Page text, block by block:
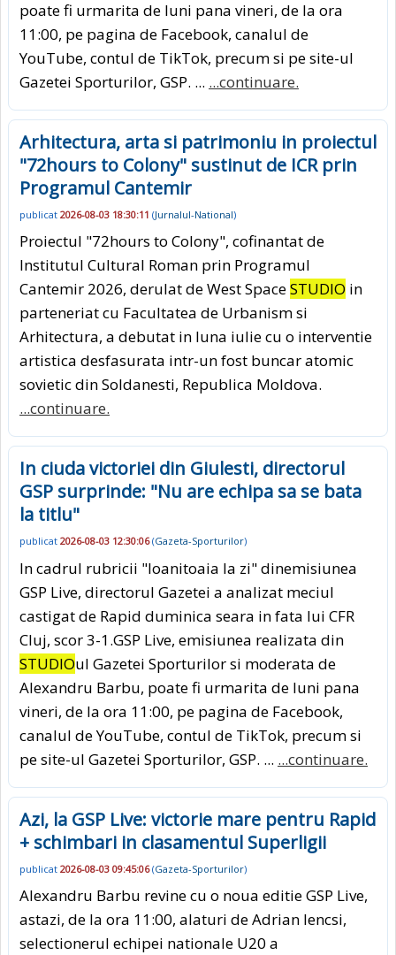
poate fi urmarita de luni pana vineri, de la ora
11:00, pe pagina de Facebook, canalul de
YouTube, contul de TikTok, precum si pe site-ul
Gazetei Sporturilor, GSP. ... ...continuare.
Arhitectura, arta si patrimoniu in proiectul
"72hours to Colony" sustinut de ICR prin
Programul Cantemir
publicat 2026-08-03 18:30:11 (Jurnalul-National)
Proiectul "72hours to Colony", cofinantat de
Institutul Cultural Roman prin Programul
Cantemir 2026, derulat de West SpaceSTUDIO in
parteneriat cu Facultatea de Urbanism si
Arhitectura, a debutat in luna iulie cu o interventie
artistica desfasurata intr-un fost buncar atomic
sovietic din Soldanesti, Republica Moldova.
...continuare.
In ciuda victoriei din Giulesti, directorul
GSP surprinde: "Nu are echipa sa se bata
la titlu"
publicat 2026-08-03 12:30:06(Gazeta-Sporturilor)
In cadrul rubricii "Ioanitoaia la zi" dinemisiunea
GSP Live, directorul Gazetei a analizat meciul
castigat de Rapid duminica seara in fata lui CFR
Cluj, scor 3-1.GSP Live, emisiunea realizata din
STUDIOul Gazetei Sporturilor si moderata de
Alexandru Barbu, poate fi urmarita de luni pana
vineri, de la ora 11:00, pe pagina de Facebook,
canalul de YouTube, contul de TikTok, precum si
pe site-ul Gazetei Sporturilor, GSP. ... ...continuare.
Azi, la GSP Live: victorie mare pentru Rapid
+ schimbari in clasamentul Superligii
publicat 2026-08-03 09:45:06(Gazeta-Sporturilor)
Alexandru Barbu revine cu o noua editie GSP Live,
astazi, de la ora 11:00, alaturi de Adrian Iencsi,
selectionerul echipei nationale U20 a